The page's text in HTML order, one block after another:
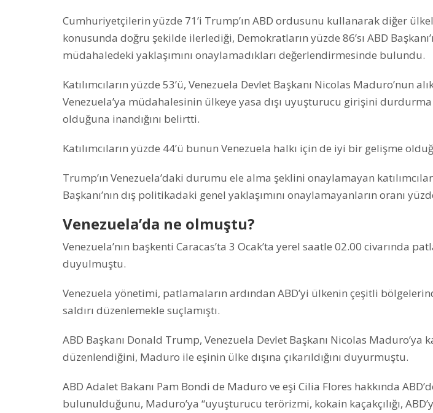
Cumhuriyetçilerin yüzde 71’i Trump’ın ABD ordusunu kullanarak diğer
konusunda doğru şekilde ilerlediği, Demokratların yüzde 86’sı ABD
müdahaledeki yaklaşımını onaylamadıkları değerlendirmesinde bulundu.
Katılımcıların yüzde 53’ü, Venezuela Devlet Başkanı Nicolas Maduro’nun
Venezuela’ya müdahalesinin ülkeye yasa dışı uyuşturucu girişini
olduğuna inandığını belirtti.
Katılımcıların yüzde 44’ü bunun Venezuela halkı için de iyi bir gelişme
Trump’ın Venezuela’daki durumu ele alma şeklini onaylamayan
Başkanı’nın dış politikadaki genel yaklaşımını onaylamayanların oranı
Venezuela’da ne olmuştu?
Venezuela’nın başkenti Caracas’ta 3 Ocak’ta yerel saatle 02.00 civarında
duyulmuştu.
Venezuela yönetimi, patlamaların ardından ABD’yi ülkenin çeşitli
saldırı düzenlemekle suçlamıştı.
ABD Başkanı Donald Trump, Venezuela Devlet Başkanı Nicolas Maduro’ya
düzenlendiğini, Maduro ile eşinin ülke dışına çıkarıldığını duyurmuştu.
ABD Adalet Bakanı Pam Bondi de Maduro ve eşi Cilia Flores hakkında
bulunulduğunu, Maduro’ya “uyuşturucu terörizmi, kokain kaçakçılığı,